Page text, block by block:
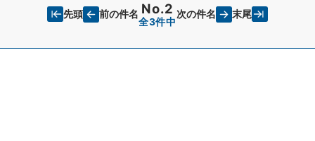
先頭 前の件名 No.2
全3件中
次の件名 末尾